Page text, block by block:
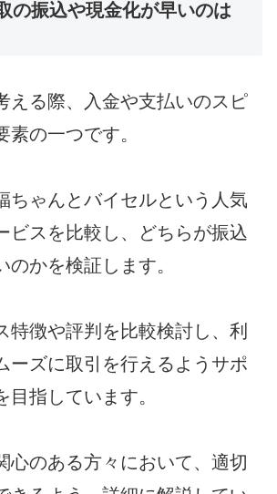
の振込や現金化が早いのは
える際、入金や支払いのスピ
素の一つです。
ちゃんとバイセルという人気
ビスを比較し、どちらが振込
のかを検証します。
特徴や評判を比較検討し、利
ーズに取引を行えるようサポ
目指しています。
心のある方々において、適切